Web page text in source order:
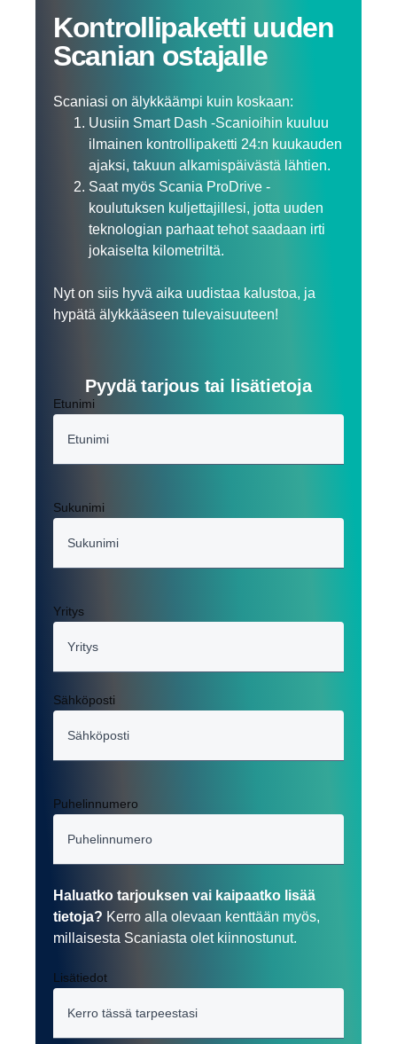
Kontrol­li­pa­ketti uuden
Scanian ostajalle
Scaniasi on älykkäämpi kuin koskaan:
Uusiin Smart Dash -Scanioihin kuuluu
ilmainen kontrollipaketti 24:n kuukauden
ajaksi, takuun alkamispäivästä lähtien.
Saat myös Scania ProDrive -
koulutuksen kuljettajillesi, jotta uuden
teknologian parhaat tehot saadaan irti
jokaiselta kilometriltä.
Nyt on siis hyvä aika uudistaa kalustoa, ja
hypätä älykkääseen tulevaisuuteen!
Pyydä tarjous tai lisätietoja
Etunimi
Sukunimi
Yritys
Sähköposti
Puhelinnumero
Haluatko tarjouksen vai kaipaatko lisää
tietoja? Kerro alla olevaan kenttään myös,
millaisesta Scaniasta olet kiinnostunut.
Lisätiedot